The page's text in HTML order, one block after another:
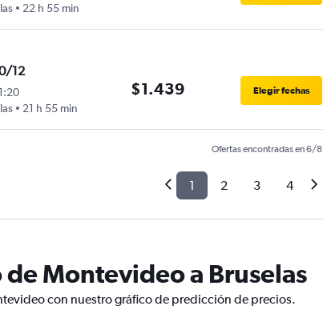
22 h 55 min
12
1:20
21 h 55 min
$1.439 Elegir fechas
Ofertas encontradas en 6/8
1 2 3 4
Montevideo a Bruselas
con nuestro gráfico de predicción de precios.